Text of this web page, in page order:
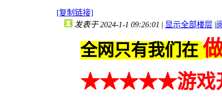
[复制链接]
发表于 2024-1-1 09:26:01 | 显示全部楼层 |
全网只有我们在
★★★★★游戏